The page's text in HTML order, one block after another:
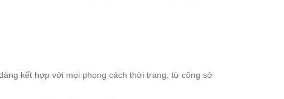
kết hợp với mọi phong cách thời trang, từ công sở